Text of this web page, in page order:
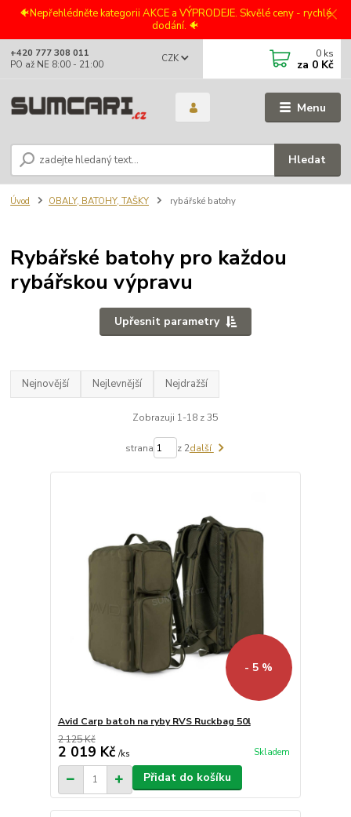
🐠Nepřehlédněte kategorii AKCE a VÝPRODEJE. Skvělé ceny - rychlé
dodání. 🐠
Menu
CZK
Hledat
+420 777 308 011
PO až NE 8:00 - 21:00
0 ks
za 0 Kč
Úvod OBALY, BATOHY, TAŠKY rybářské batohy
Rybářské batohy pro každou
rybářskou výpravu
Upřesnit parametry
Nejnovější Nejlevnější Nejdražší
Zobrazuji 1-18 z 35
strana z 2další
- 5 %
Avid Carp batoh na ryby RVS Ruckbag 50l
2 125 Kč
2 019 Kč /ks Skladem
Přidat do košíku